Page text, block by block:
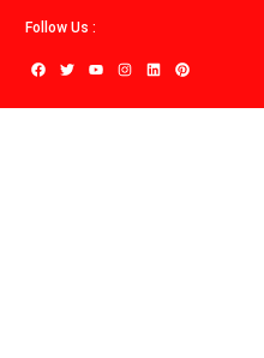
Follow Us :